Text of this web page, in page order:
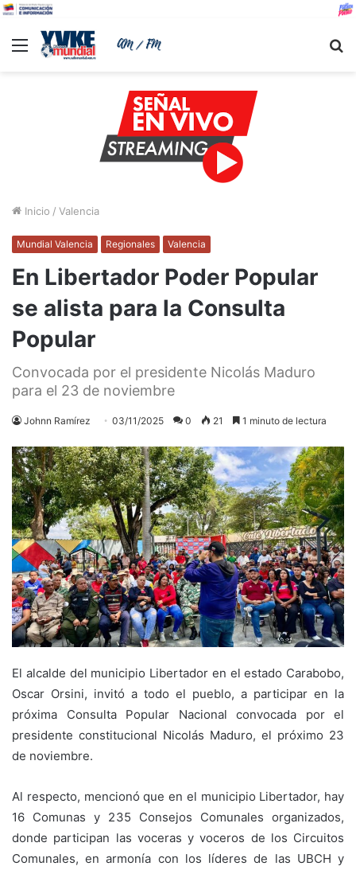
Menu
Inicio / Valencia
Mundial Valencia Regionales Valencia
En Libertador Poder Popular
se alista para la Consulta
Popular
Convocada por el presidente Nicolás Maduro
para el 23 de noviembre
Johnn Ramírez 03/11/2025 0 21 1 minuto de lectura
El alcalde del municipio Libertador en el estado Carabobo,
Oscar Orsini, invitó a todo el pueblo, a participar en la
próxima Consulta Popular Nacional convocada por el
presidente constitucional Nicolás Maduro, el próximo 23
de noviembre.
Al respecto, mencionó que en el municipio Libertador, hay
16 Comunas y 235 Consejos Comunales organizados,
donde participan las voceras y voceros de los Circuitos
Comunales, en armonía con los líderes de las UBCH y